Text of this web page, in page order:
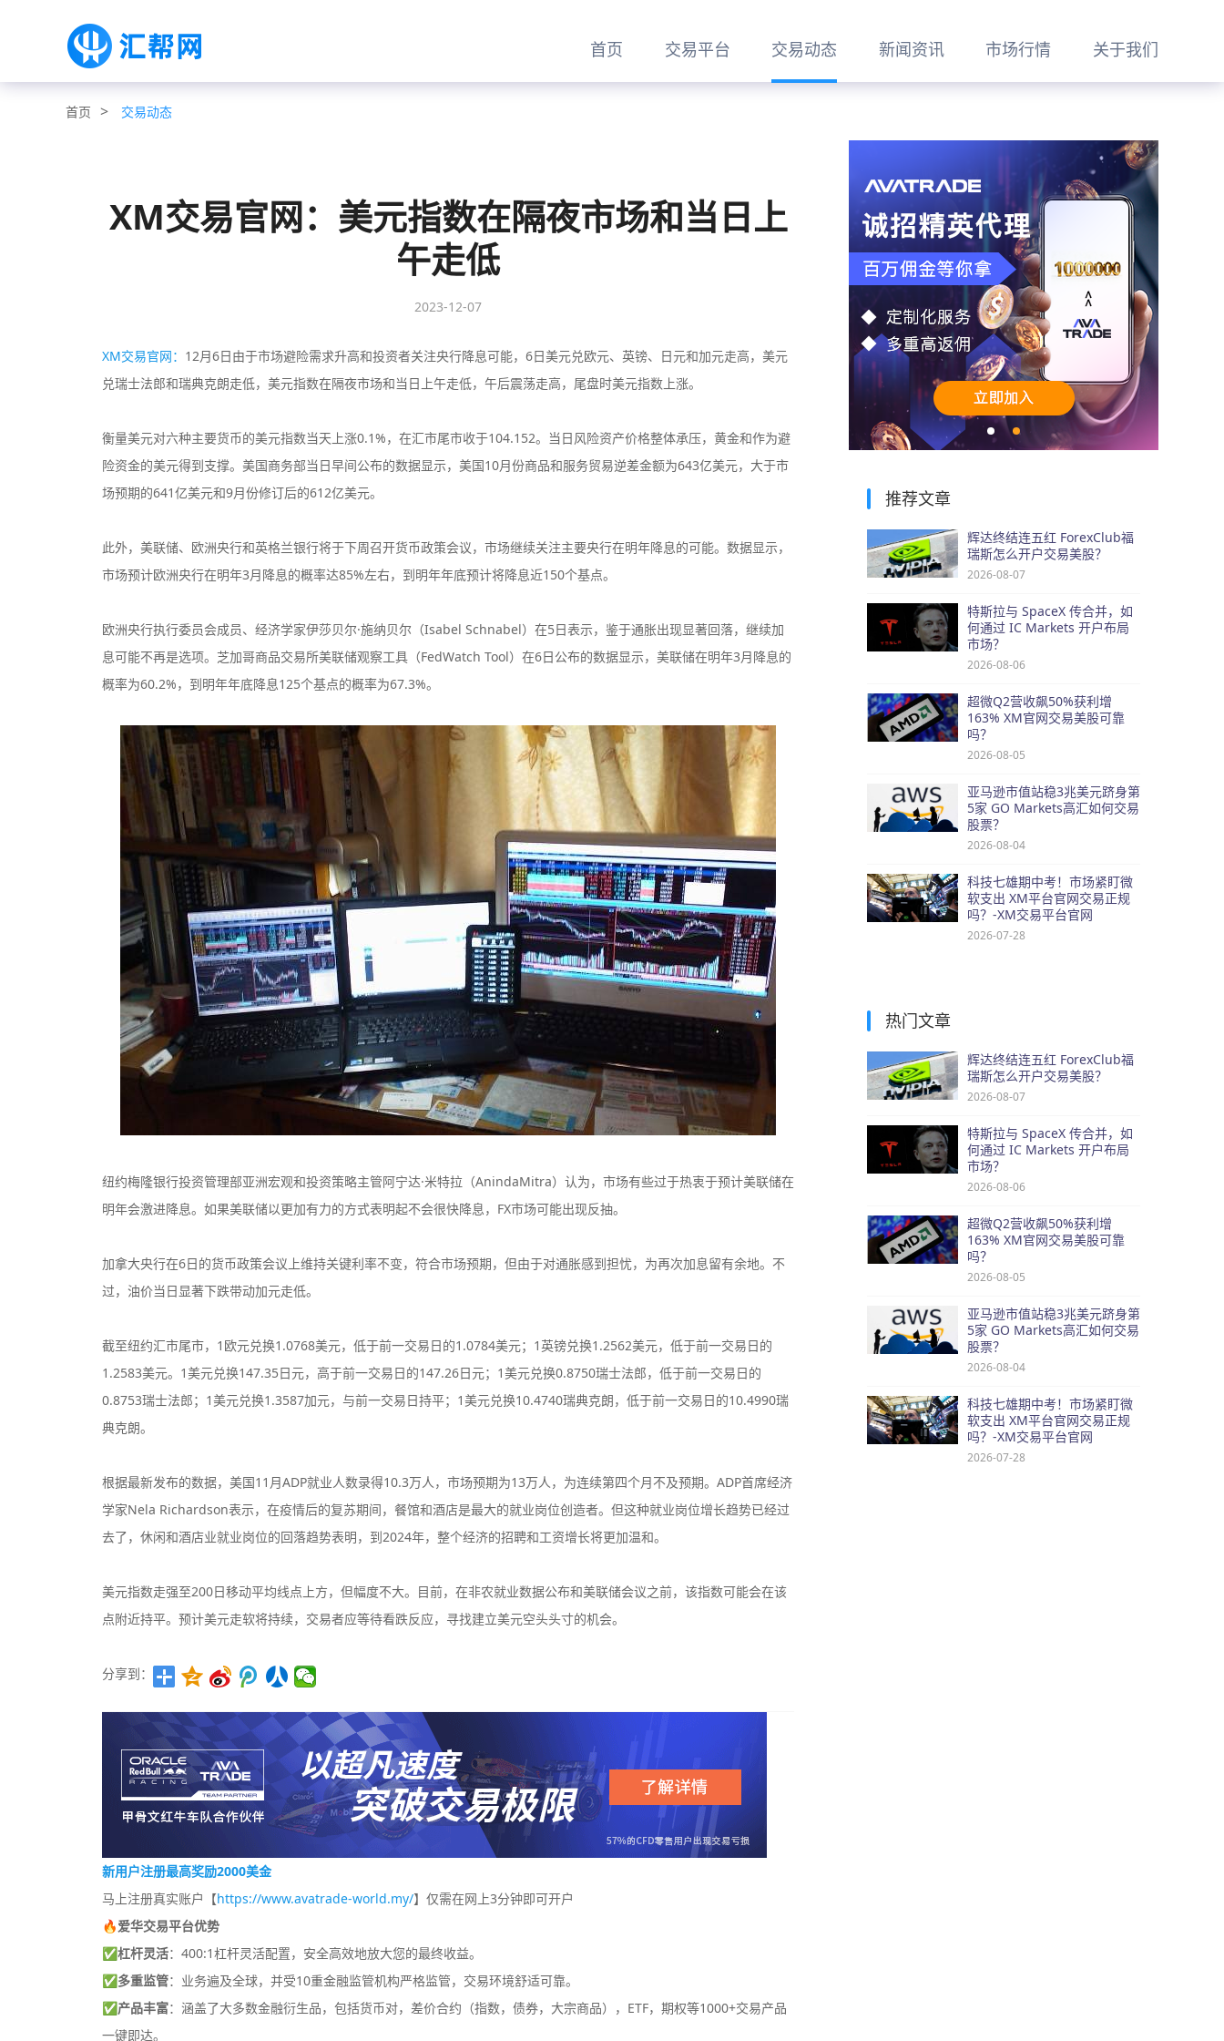
首页 交易平台 交易动态 新闻资讯 市场行情 关于我们
首页 > 交易动态
XM交易官网：美元指数在隔夜市场和当日上
午走低
2023-12-07
XM交易官网： 12月6日由于市场避险需求升高和投资者关注央行降息可能，6日美元兑欧元、英镑、日元和加元走高，美元
兑瑞士法郎和瑞典克朗走低，美元指数在隔夜市场和当日上午走低，午后震荡走高，尾盘时美元指数上涨。
衡量美元对六种主要货币的美元指数当天上涨0.1%，在汇市尾市收于104.152。当日风险资产价格整体承压，黄金和作为避
险资金的美元得到支撑。美国商务部当日早间公布的数据显示，美国10月份商品和服务贸易逆差金额为643亿美元，大于市
场预期的641亿美元和9月份修订后的612亿美元。
此外，美联储、欧洲央行和英格兰银行将于下周召开货币政策会议，市场继续关注主要央行在明年降息的可能。数据显示，
市场预计欧洲央行在明年3月降息的概率达85%左右，到明年年底预计将降息近150个基点。
欧洲央行执行委员会成员、经济学家伊莎贝尔·施纳贝尔（Isabel Schnabel）在5日表示，鉴于通胀出现显著回落，继续加
息可能不再是选项。芝加哥商品交易所美联储观察工具（FedWatch Tool）在6日公布的数据显示，美联储在明年3月降息的
概率为60.2%，到明年年底降息125个基点的概率为67.3%。
纽约梅隆银行投资管理部亚洲宏观和投资策略主管阿宁达·米特拉（AnindaMitra）认为，市场有些过于热衷于预计美联储在
明年会激进降息。如果美联储以更加有力的方式表明起不会很快降息，FX市场可能出现反抽。
加拿大央行在6日的货币政策会议上维持关键利率不变，符合市场预期，但由于对通胀感到担忧，为再次加息留有余地。不
过，油价当日显著下跌带动加元走低。
截至纽约汇市尾市，1欧元兑换1.0768美元，低于前一交易日的1.0784美元；1英镑兑换1.2562美元，低于前一交易日的
1.2583美元。1美元兑换147.35日元，高于前一交易日的147.26日元；1美元兑换0.8750瑞士法郎，低于前一交易日的
0.8753瑞士法郎；1美元兑换1.3587加元，与前一交易日持平；1美元兑换10.4740瑞典克朗，低于前一交易日的10.4990瑞
典克朗。
根据最新发布的数据，美国11月ADP就业人数录得10.3万人，市场预期为13万人，为连续第四个月不及预期。ADP首席经济
学家Nela Richardson表示，在疫情后的复苏期间，餐馆和酒店是最大的就业岗位创造者。但这种就业岗位增长趋势已经过
去了，休闲和酒店业就业岗位的回落趋势表明，到2024年，整个经济的招聘和工资增长将更加温和。
美元指数走强至200日移动平均线点上方，但幅度不大。目前，在非农就业数据公布和美联储会议之前，该指数可能会在该
点附近持平。预计美元走软将持续，交易者应等待看跌反应，寻找建立美元空头头寸的机会。
分享到：
新用户注册最高奖励2000美金
马上注册真实账户【https://www.avatrade-world.my/】仅需在网上3分钟即可开户
🔥爱华交易平台优势
✅杠杆灵活：400:1杠杆灵活配置，安全高效地放大您的最终收益。
✅多重监管：业务遍及全球，并受10重金融监管机构严格监管，交易环境舒适可靠。
✅产品丰富：涵盖了大多数金融衍生品，包括货币对，差价合约（指数，债券，大宗商品），ETF，期权等1000+交易产品
一键即达。
推荐文章
辉达终结连五红 ForexClub福
瑞斯怎么开户交易美股？
2026-08-07
特斯拉与 SpaceX 传合并，如
何通过 IC Markets 开户布局
市场？
2026-08-06
超微Q2营收飙50%获利增
163% XM官网交易美股可靠
吗？
2026-08-05
亚马逊市值站稳3兆美元跻身第
5家 GO Markets高汇如何交易
股票？
2026-08-04
科技七雄期中考！市场紧盯微
软支出 XM平台官网交易正规
吗？-XM交易平台官网
2026-07-28
热门文章
辉达终结连五红 ForexClub福
瑞斯怎么开户交易美股？
2026-08-07
特斯拉与 SpaceX 传合并，如
何通过 IC Markets 开户布局
市场？
2026-08-06
超微Q2营收飙50%获利增
163% XM官网交易美股可靠
吗？
2026-08-05
亚马逊市值站稳3兆美元跻身第
5家 GO Markets高汇如何交易
股票？
2026-08-04
科技七雄期中考！市场紧盯微
软支出 XM平台官网交易正规
吗？-XM交易平台官网
2026-07-28